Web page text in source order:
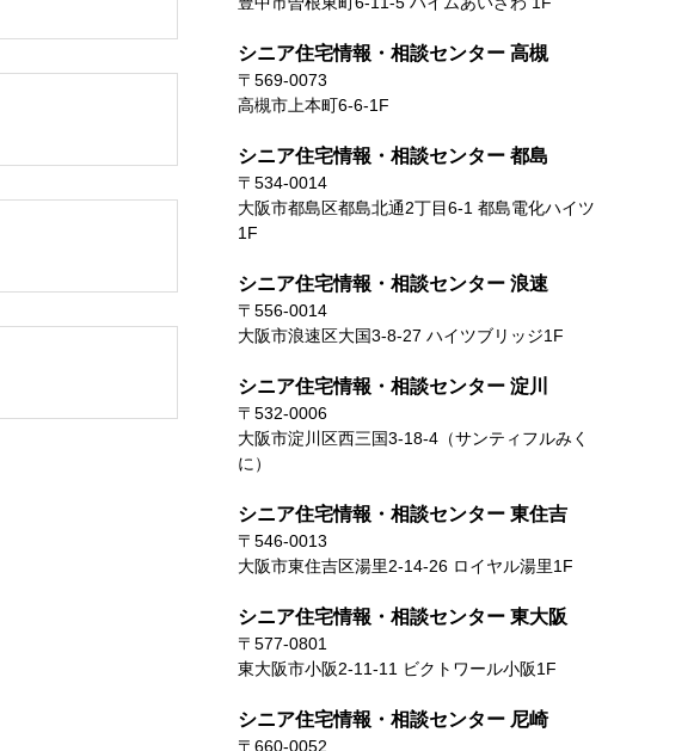
シニア住宅情報・相談センター 高槻
〒569-0073
高槻市上本町6-6-1F
シニア住宅情報・相談センター 都島
〒534-0014
大阪市都島区都島北通2丁目6-1 都島電化ハイツ
1F
シニア住宅情報・相談センター 浪速
〒556-0014
大阪市浪速区大国3-8-27 ハイツブリッジ1F
シニア住宅情報・相談センター 淀川
〒532-0006
大阪市淀川区西三国3-18-4（サンティフルみく
に）
シニア住宅情報・相談センター 東住吉
〒546-0013
大阪市東住吉区湯里2-14-26 ロイヤル湯里1F
シニア住宅情報・相談センター 東大阪
〒577-0801
東大阪市小阪2-11-11 ビクトワール小阪1F
シニア住宅情報・相談センター 尼崎
〒660-0052